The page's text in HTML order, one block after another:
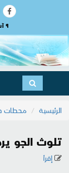
٩ آب/أغسطس ٢٠٢٦ | ٢٤ صفر ١٤٤٨ هـ
الرئيسية
محطات
تلوث الجو
إقرأ